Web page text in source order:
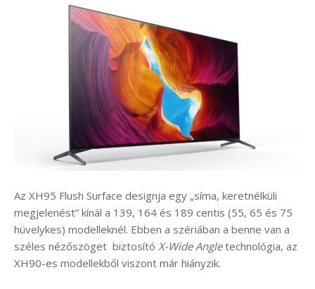
Az XH95 Flush Surface designja egy „síma, keretnélküli
megjelenést” kínál a 139, 164 és 189 centis (55, 65 és 75
hüvelykes) modelleknél. Ebben a szériában a benne van a
széles nézőszöget biztosító X-Wide Angletechnológia, az
XH90-es modellekből viszont már hiányzik.